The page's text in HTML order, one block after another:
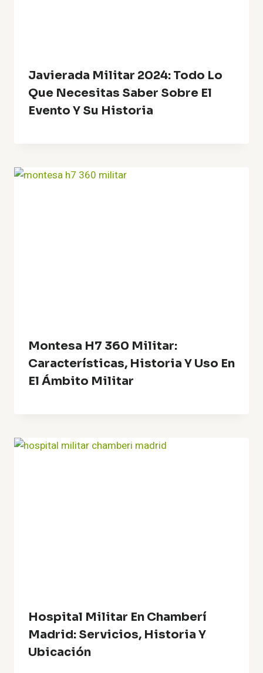
Javierada Militar 2024: Todo Lo
Que Necesitas Saber Sobre El
Evento Y Su Historia
Montesa H7 360 Militar:
Características, Historia Y Uso En
El Ámbito Militar
Hospital Militar En Chamberí
Madrid: Servicios, Historia Y
Ubicación